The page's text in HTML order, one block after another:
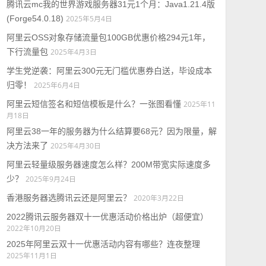
腾讯云mc我的世界游戏服务器31元1个月：Java1.21.4版
(Forge54.0.18) 2025年5月4日
阿里云OSS对象存储流量包100GB优惠价格294元1年，
下行流量包 2025年4月3日
学生党逆袭：阿里云300元无门槛优惠券白送，毕设成本
归零！
2025年6月4日
阿里云短信签名和短信模板是什么？一张图看懂 2025年11
月18日
阿里云38一年的服务器为什么结算要68元？因为限量，解
决方法来了 2025年4月30日
阿里云轻量级服务器速度怎么样？200M带宽实际速度多
少？
2025年9月24日
香港服务器选腾讯云还是阿里云？
2020年3月22日
2022腾讯云服务器双十一优惠活动价格出炉（超便宜）
2022年10月20日
2025年阿里云双十一优惠活动内容有哪些？连夜整理
2025年11月1日